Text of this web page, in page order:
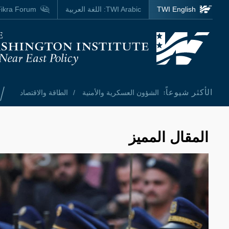
Skip to main content
Homepage
الأكثر شيوعاً: الشؤون العسكرية والأمنية الطاقة والاقتصاد /
TWI English
TWI Arabic: اللغة العربية Forum
المقال المميز